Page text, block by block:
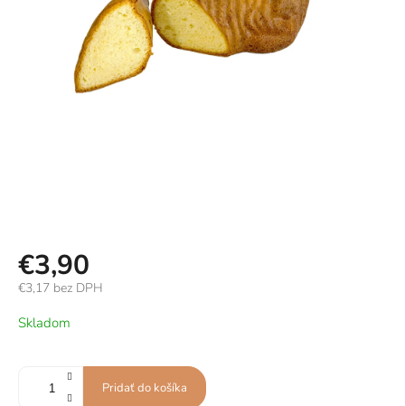
€3,90
€3,17 bez DPH
Jednotková
cena:
Skladom
Pridať do košíka